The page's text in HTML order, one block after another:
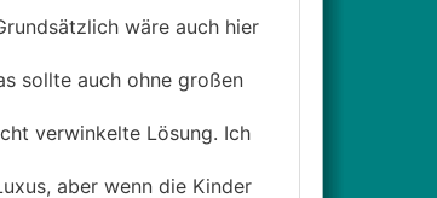
wäre auch hier
sollte auch ohne großen
verwinkelte Lösung. Ich
aber wenn die Kinder